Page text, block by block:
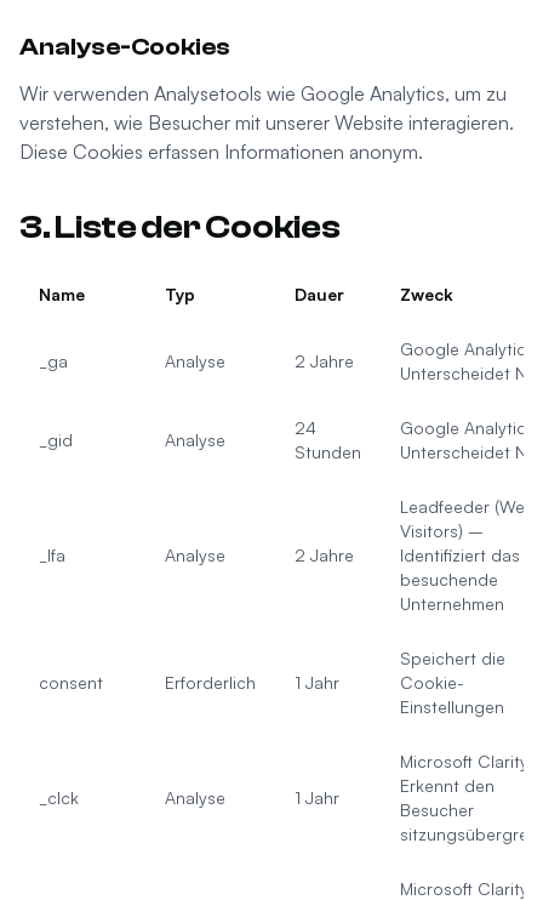
Analyse-Cookies
Wir verwenden Analysetools wie Google Analytics, um zu
verstehen, wie Besucher mit unserer Website interagieren.
Diese Cookies erfassen Informationen anonym.
3. Liste der Cookies
Name Typ Dauer Zweck
_ga Analyse 2 Jahre
Google
Unterscheidet
_gid Analyse
24
Stunden
Google
Unterscheidet
_lfa Analyse 2 Jahre
Leadfeeder (Web
Visitors) –
Identifiziert das
besuchende
Unternehmen
consent Erforderlich 1 Jahr
Speichert die
Cookie-
Einstellungen
_clck Analyse 1 Jahr
Microsoft Clarity
Erkennt den
Besucher
Microsoft Clarity